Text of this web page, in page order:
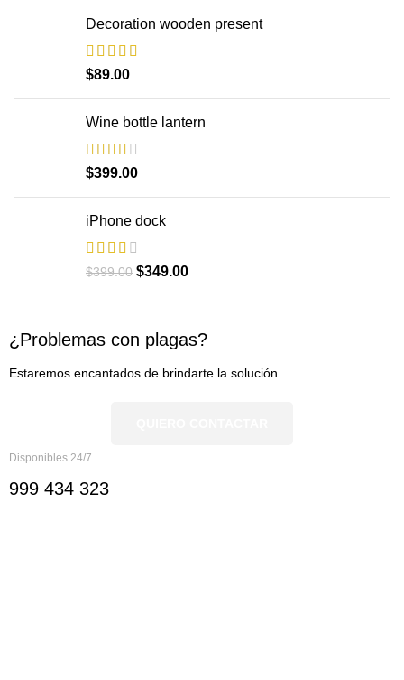
Decoration wooden present
$89.00
Wine bottle lantern
$399.00
iPhone dock
$399.00 $349.00
¿Problemas con plagas?
Estaremos encantados de brindarte la solución
Disponibles 24/7
999 434 323